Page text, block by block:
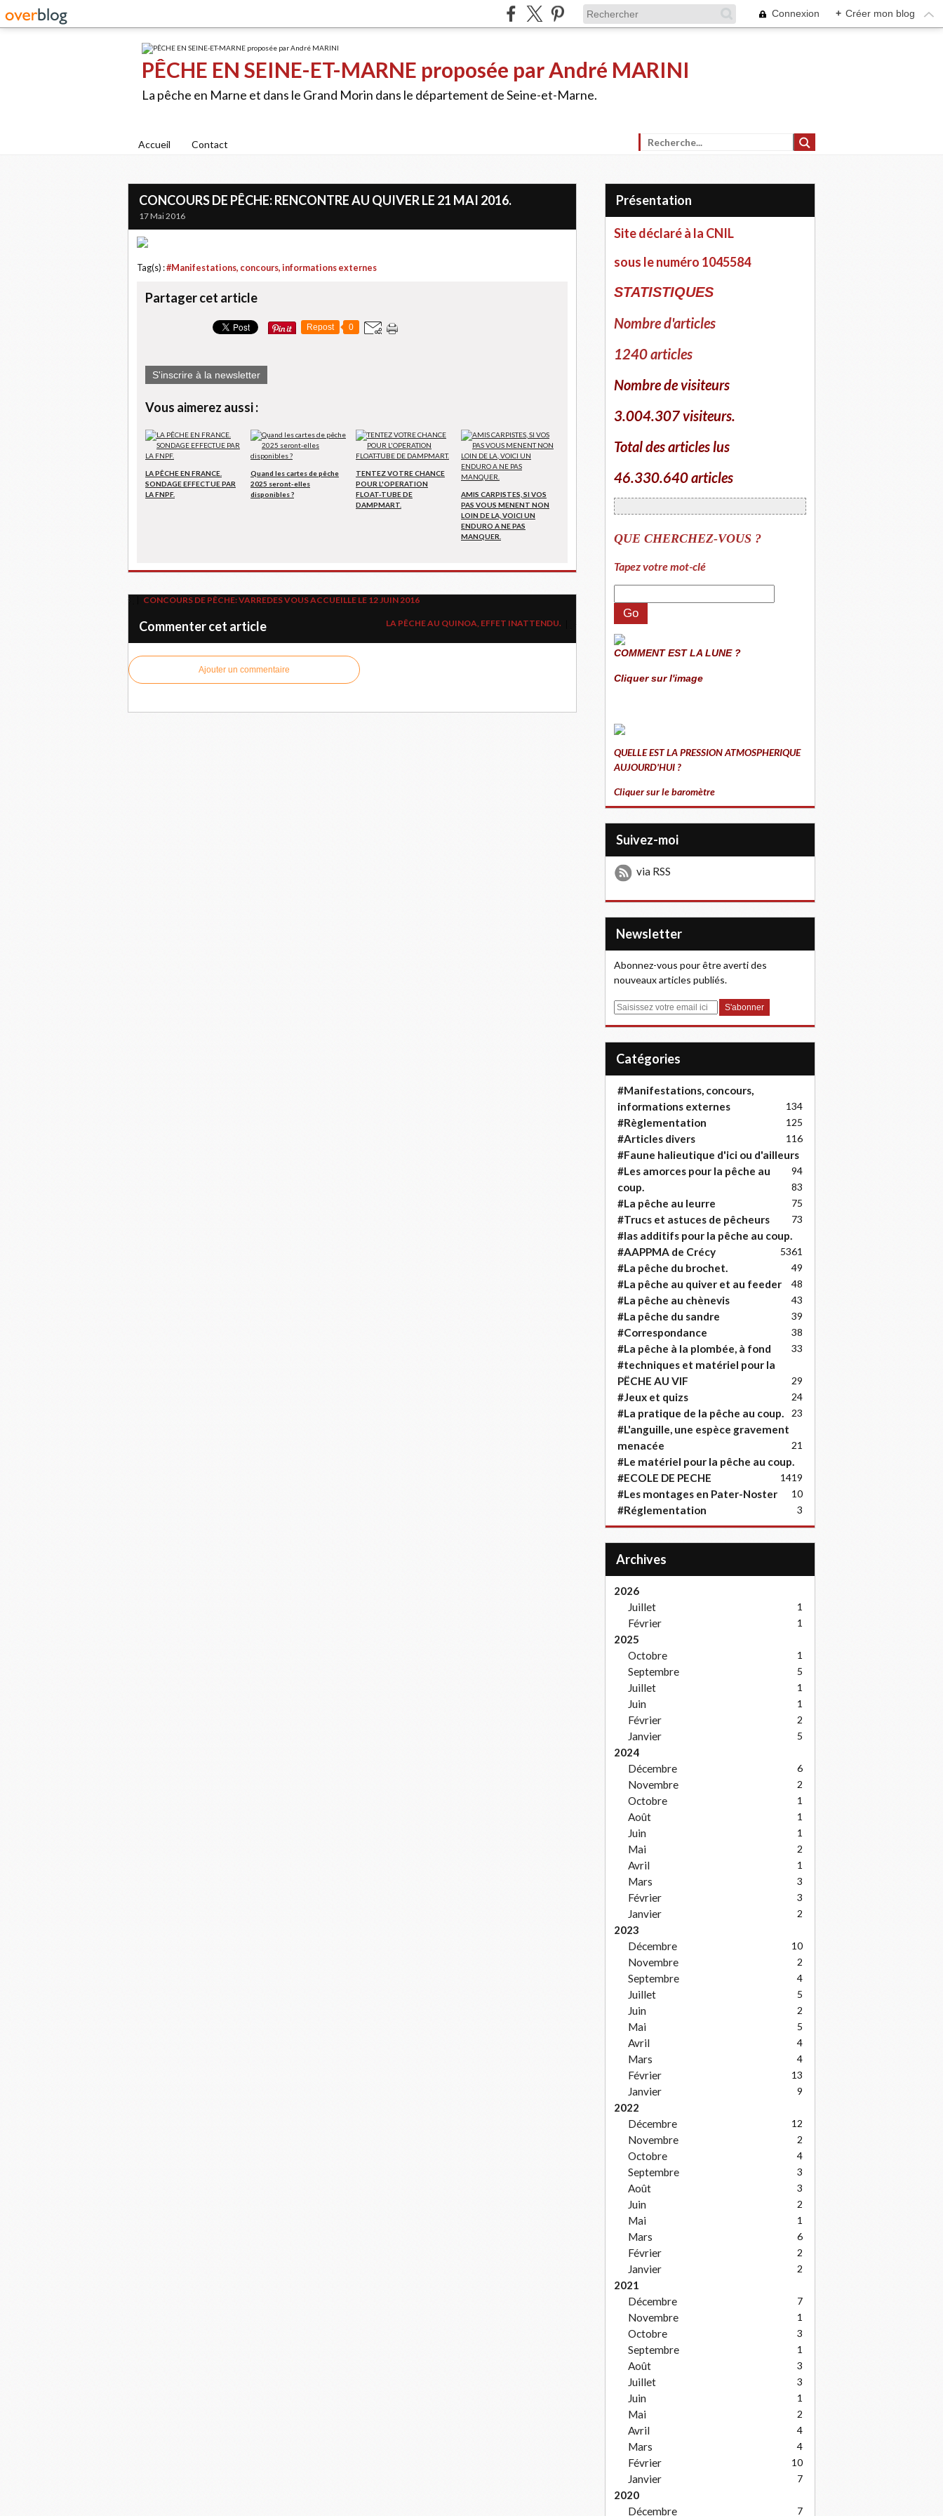
Connexion + Créer mon blog
PÊCHE EN SEINE-ET-MARNE proposée par André MARINI
La pêche en Marne et dans le Grand Morin dans le département de Seine-et-Marne.
Accueil Contact
CONCOURS DE PÊCHE: RENCONTRE AU QUIVER LE 21 MAI 2016.
17 Mai 2016
Tag(s) :#Manifestations, concours, informations externes
Partager cet article
Repost 0
S'inscrire à la newsletter
Vous aimerez aussi :
LA PÊCHE EN FRANCE.
SONDAGE EFFECTUE PAR
LA FNPF.
Quand les cartes de pêche
2025 seront-elles
disponibles ?
TENTEZ VOTRE CHANCE
POUR L'OPERATION
FLOAT-TUBE DE
DAMPMART.
AMIS CARPISTES, SI VOS
PAS VOUS MENENT NON
LOIN DE LA, VOICI UN
ENDURO A NE PAS
MANQUER.
CONCOURS DE PÊCHE: VARREDES VOUS ACCUEILLE LE 12 JUIN 2016
LA PÊCHE AU QUINOA, EFFET INATTENDU.
Commenter cet article
Ajouter un commentaire
Présentation
Site déclaré à la CNIL
sous le numéro 1045584
STATISTIQUES
Nombre d'articles
1240 articles
Nombre de visiteurs
3.004.307 visiteurs.
Total des articles lus
46.330.640 articles
QUE CHERCHEZ-VOUS ?
Tapez votre mot-clé
COMMENT EST LA LUNE ?
Cliquer sur l'image
QUELLE EST LA PRESSION ATMOSPHERIQUE
AUJOURD'HUI ?
Cliquer sur le baromètre
Suivez-moi
via RSS
Newsletter
Abonnez-vous pour être averti des
nouveaux articles publiés.
E
Catégories
#Manifestations, concours,
informations externes
134
#Règlementation 125
#Articles divers 116
#Faune halieutique d'ici ou d'ailleurs
94
#Les amorces pour la pêche au
coup.
83
#La pêche au leurre 75
#Trucs et astuces de pêcheurs 73
#las additifs pour la pêche au coup.
61
#AAPPMA de Crécy 53
#La pêche du brochet. 49
#La pêche au quiver et au feeder 48
#La pêche au chènevis 43
#La pêche du sandre 39
#Correspondance 38
#La pêche à la plombée, à fond 33
#techniques et matériel pour la
PËCHE AU VIF
29
#Jeux et quizs 24
#La pratique de la pêche au coup. 23
#L'anguille, une espèce gravement
menacée
21
#Le matériel pour la pêche au coup.
19
#ECOLE DE PECHE 14
#Les montages en Pater-Noster 10
#Réglementation 3
Archives
2026
Juillet
1
Février 1
2025
Octobre
1
Septembre 5
Juillet 1
Juin 1
Février 2
Janvier 5
2024
Décembre
6
Novembre 2
Octobre 1
Août 1
Juin 1
Mai 2
Avril 1
Mars 3
Février 3
Janvier 2
2023
Décembre
10
Novembre 2
Septembre 4
Juillet 5
Juin 2
Mai 5
Avril 4
Mars 4
Février 13
Janvier 9
2022
Décembre
12
Novembre 2
Octobre 4
Septembre 3
Août 3
Juin 2
Mai 1
Mars 6
Février 2
Janvier 2
2021
Décembre
7
Novembre 1
Octobre 3
Septembre 1
Août 3
Juillet 3
Juin 1
Mai 2
Avril 4
Mars 4
Février 10
Janvier 7
2020
Décembre
7